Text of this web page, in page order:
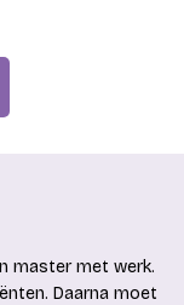
master met werk.
Daarna moet